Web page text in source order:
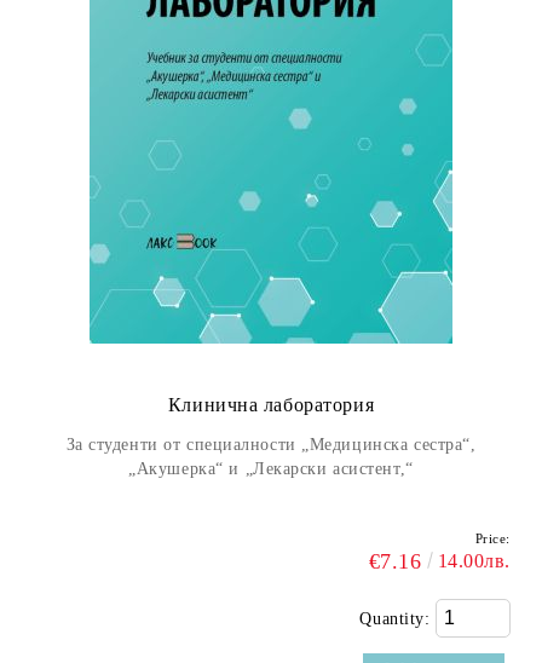
Клинична лаборатория
За студенти от специалности „Медицинска сестра“,
„Акушерка“ и „Лекарски асистент,“
Price:
€7.16 14.00лв.
Quantity: